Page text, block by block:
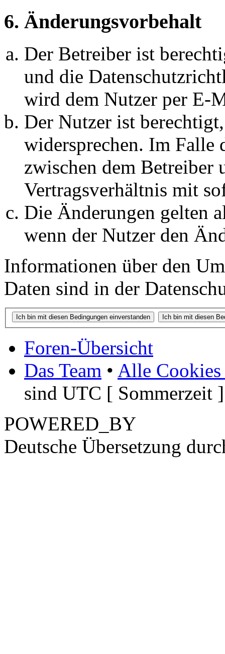
6. Änderungsvorbehalt
Der Betreiber ist
und die
wird dem Nutzer per E-
Der Nutzer ist
widersprechen. Im Falle
zwischen dem Betreiber
Vertragsverhältnis mit
Die Änderungen gelten
wenn der Nutzer den
Informationen über den
Daten sind in der
Foren-Übersicht
Das Team • Alle Cookies
sind UTC [ Sommerzeit ]
POWERED_BY
Deutsche Übersetzung